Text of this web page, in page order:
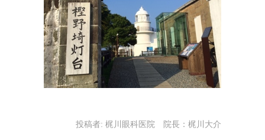
投稿者: 梶川眼科医院 院長：梶川大介